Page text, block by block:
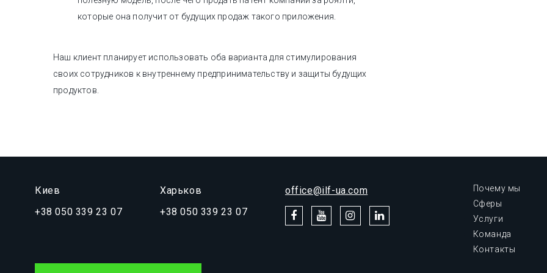
которые она получит от будущих продаж такого приложения.
Наш клиент планирует использовать оба варианта для стимулирования
своих сотрудников к внутреннему предпринимательству и защиты будущих
продуктов.
Киев
+38 050 339 23 07
Харьков
+38 050 339 23 07
office@ilf-ua.com
Почему мы
Сферы
Услуги
Команда
Контакты